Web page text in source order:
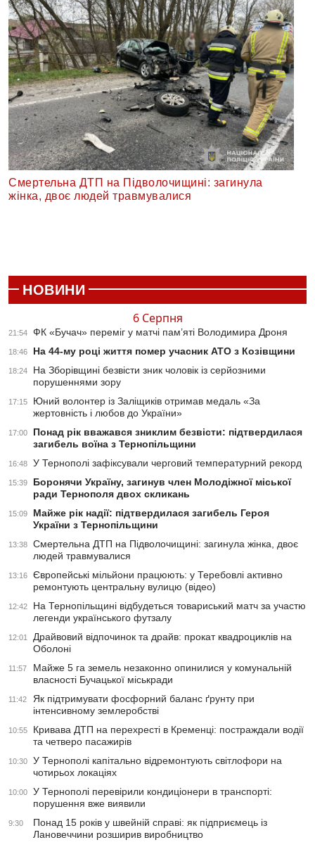
Смертельна ДТП на Підволочищині: загинула
жінка, двоє людей травмувалися
НОВИНИ
6 Серпня
21:54 ФК «Бучач» переміг у матчі пам’яті Володимира Дроня
18:46 На 44-му році життя помер учасник АТО з Козівщини
18:24
На Зборівщині безвісти зник чоловік із серйозними
порушеннями зору
17:15
Юний волонтер із Заліщиків отримав медаль «За
жертовність і любов до України»
17:00
Понад рік вважався зниклим безвісти: підтвердилася
загибель воїна з Тернопільщини
16:48 У Тернополі зафіксували черговий температурний рекорд
15:39
Боронячи Україну, загинув член Молодіжної міської
ради Тернополя двох скликань
15:09
Майже рік надії: підтвердилася загибель Героя
України з Тернопільщини
13:38
Смертельна ДТП на Підволочищині: загинула жінка, двоє
людей травмувалися
13:16
Європейські мільйони працюють: у Теребовлі активно
ремонтують центральну вулицю (відео)
12:42
На Тернопільщині відбудеться товариський матч за участю
легенди українського футзалу
12:01
Драйвовий відпочинок та драйв: прокат квадроциклів на
Оболоні
11:57
Майже 5 га земель незаконно опинилися у комунальній
власності Бучацької міськради
11:42
Як підтримувати фосфорний баланс ґрунту при
інтенсивному землеробстві
10:55
Кривава ДТП на перехресті в Кременці: постраждали водії
та четверо пасажирів
10:30
У Тернополі капітально відремонтують світлофори на
чотирьох локаціях
10:00
У Тернополі перевірили кондиціонери в транспорті:
порушення вже виявили
9:30
Понад 15 років у швейній справі: як підприємець із
Лановеччини розширив виробництво